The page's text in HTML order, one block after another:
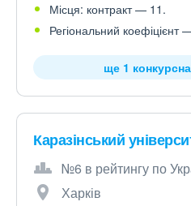
Місця: контракт — 11.
Регіональний коефіцієнт
ще 1
Каразінський
№6 в рейтингу по
Харків